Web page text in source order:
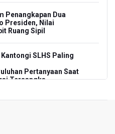
Penangkapan Dua
Presiden, Nilai
Ruang Sipil
Kantongi SLHS Paling
Pertanyaan Saat
Tersangka